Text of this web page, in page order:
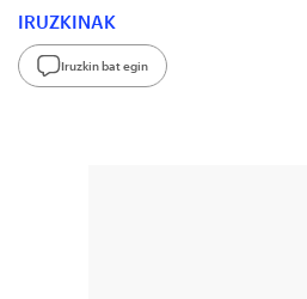
IRUZKINAK
Iruzkin bat egin